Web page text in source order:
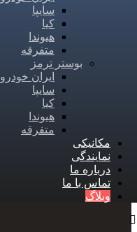
سایپا
کیا
هیوندا
متفرقه
بوستر ترمز
ایران خودرو
سایپا
کیا
هیوندا
متفرقه
مکانیکی
نمایندگی
درباره ما
تماس با ما
وبلاگ